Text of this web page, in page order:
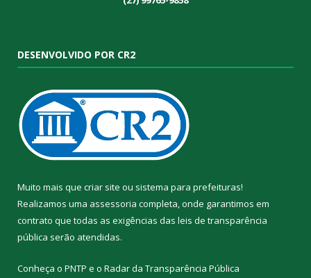
DESENVOLVIDO POR CR2
Muito mais que criar site ou sistema para prefeituras!
Realizamos uma assessoria completa, onde garantimos em
contrato que todas as exigências das leis de transparência
pública serão atendidas.
Conheça o PNTP e o Radar da Transparência Pública